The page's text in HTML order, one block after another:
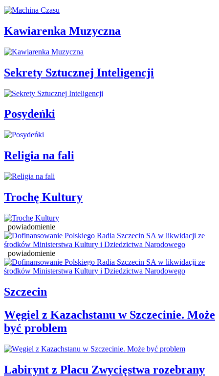
Kawiarenka Muzyczna
Sekrety Sztucznej Inteligencji
Posydeńki
Religia na fali
Trochę Kultury
powiadomienie
powiadomienie
Szczecin
Węgiel z Kazachstanu w Szczecinie. Może
być problem
Labirynt z Placu Zwycięstwa rozebrany